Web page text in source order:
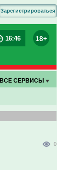
Зарегистрироваться
16:46 18+
ВСЕ СЕРВИСЫ
0